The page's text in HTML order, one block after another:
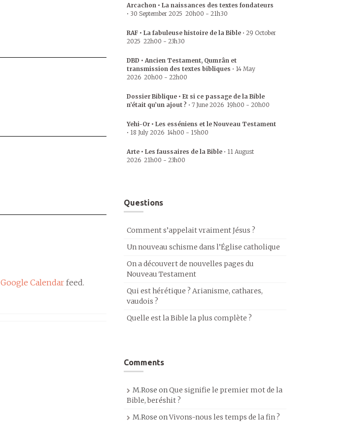
Google Calendar feed.
Arcachon • La naissances des textes fondateurs
• 30 September 2025 20h00 - 21h30
RAF • La fabuleuse histoire de la Bible • 29 October
2025 22h00 - 23h30
DBD • Ancien Testament, Qumrân et
transmission des textes bibliques • 14 May
2026 20h00 - 22h00
Dossier Biblique • Et si ce passage de la Bible
n’était qu’un ajout ? • 7 June 2026 19h00 - 20h00
Yehi-Or • Les esséniens et le Nouveau Testament
• 18 July 2026 14h00 - 15h00
Arte • Les faussaires de la Bible • 11 August
2026 21h00 - 23h00
Questions
Comment s’appelait vraiment Jésus ?
Un nouveau schisme dans l’Église catholique
On a découvert de nouvelles pages du
Nouveau Testament
Qui est hérétique ? Arianisme, cathares,
vaudois ?
Quelle est la Bible la plus complète ?
Comments
M.Rose onQue signifie le premier mot de la
Bible, beréshit ?
M.Rose onVivons-nous les temps de la fin ?